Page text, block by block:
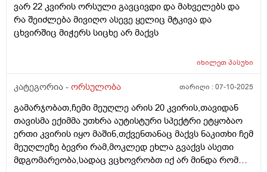
ვარ 22 კვირის ორსული გავცივდი და მახველებს და
რა შეიძლება მივიღო ასევე ყელიც მტკივა და
ცხვირშიც მიჭერს სიცხე არ მაქვს
იხილეთპასუხი
კატეგორია - ორსულობა თარიღი :07-10-2025
გამარჯობათ,ჩემი მეუღლე არის 20 კვირის,თავიდან
თავისმა ექიმმა უთხრა აუტისტური სპექტრი ეტყობაო
ერთი კვირის იყო მაშინ,თქვენთანაც მაქვს ნაკითხი ჩემ
მეუღლეზე ბევრი რამ,მოკლედ ეხლა გვაქვს ასეთი
მდგომარეობა,სადაც ვცხოვრობთ იქ არ მინდა რომ